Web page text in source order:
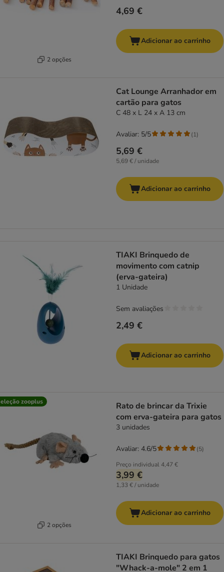
2 opções
4,69 €
Adicionar ao carrinho
Cat Lounge Arranhador em
cartão para gatos
C 48 x L 24 x A 13 cm
5,69 €
5,69 € / unidade
Avaliar: 5/5 (1)
Adicionar ao carrinho
TIAKI Brinquedo de
movimento com catnip
(erva-gateira)
1 Unidade
2,49 €
Sem avaliações
Adicionar ao carrinho
zooplus
2 opções
Rato de brincar da Trixie
com erva-gateira para gatos
3 unidades
Preço individual4,47 €
3,99 €
1,33 € / unidade
Avaliar: 4.6/5 (5)
Adicionar ao carrinho
TIAKI Brinquedo para gatos
"Whack-a-mole" 2 em 1